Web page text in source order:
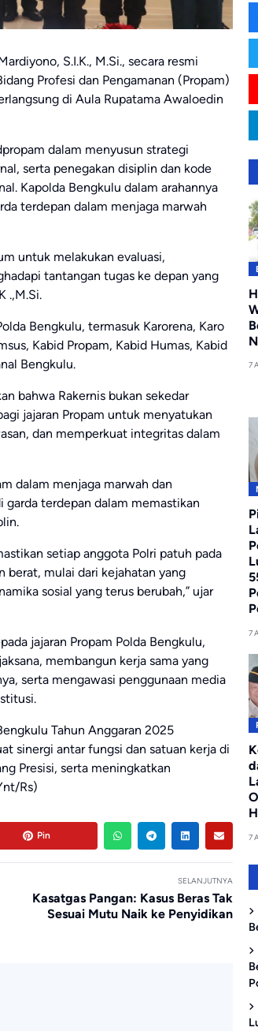
S.I.K., M.Si., secara resmi
Profesi dan Pengamanan (Propam)
di Aula Rupatama Awaloedin
dalam menyusun strategi
serta penegakan disiplin dan kode
Kapolda Bengkulu dalam arahannya
terdepan dalam menjaga marwah
untuk melakukan evaluasi,
tantangan tugas ke depan yang
.,M.Si.
Bengkulu, termasuk Karorena, Karo
Kabid Propam, Kabid Humas, Kabid
Bengkulu.
bahwa Rakernis bukan sekedar
jajaran Propam untuk menyatukan
dan memperkuat integritas dalam
dalam menjaga marwah dan
terdepan dalam memastikan
setiap anggota Polri patuh pada
berat, mulai dari kejahatan yang
sosial yang terus berubah,” ujar
jajaran Propam Polda Bengkulu,
membangun kerja sama yang
serta mengawasi penggunaan media
Tahun Anggaran 2025
sinergi antar fungsi dan satuan kerja di
Presisi, serta meningkatkan
Rs)
Pin
SELANJUTNYA
Kasatgas Pangan: Kasus Beras Tak
Sesuai Mutu Naik ke Penyidikan
7
7
7